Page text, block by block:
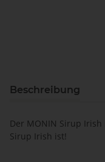
Beschreibung
Der MONIN Sirup
Sirup Irish ist!